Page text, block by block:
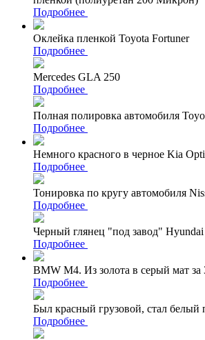
Подробнее
Оклейка пленкой Toyota Fortuner
Подробнее
Mercedes GLA 250
Подробнее
Полная полировка автомобиля
Подробнее
Немного красного в черное Kia
Подробнее
Тонировка по кругу автомобиля
Подробнее
Черный глянец "под завод" Hyundai
Подробнее
BMW M4. Из золота в серый мат за
Подробнее
Был красный грузовой, стал белый
Подробнее